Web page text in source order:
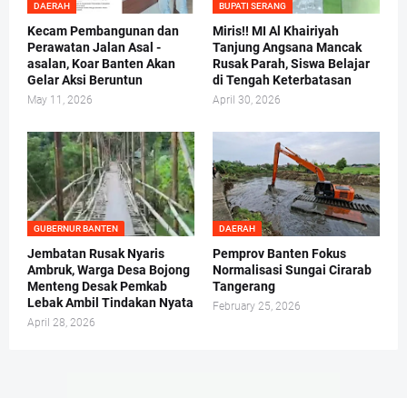
DAERAH
Kecam Pembangunan dan
Perawatan Jalan Asal -
asalan, Koar Banten Akan
Gelar Aksi Beruntun
May 11, 2026
BUPATI SERANG
Miris!! MI Al Khairiyah
Tanjung Angsana Mancak
Rusak Parah, Siswa Belajar
di Tengah Keterbatasan
April 30, 2026
GUBERNUR BANTEN
Jembatan Rusak Nyaris
Ambruk, Warga Desa Bojong
Menteng Desak Pemkab
Lebak Ambil Tindakan Nyata
April 28, 2026
DAERAH
Pemprov Banten Fokus
Normalisasi Sungai Cirarab
Tangerang
February 25, 2026